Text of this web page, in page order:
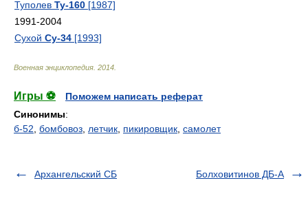
Туполев Ту-160 [1987]
1991-2004
Сухой Су-34 [1993]
Военная энциклопедия 2014
Игры ⚽
Поможем написать реферат
Синонимы:
б-52 бомбовоз летчик пикировщик самолет
Архангельский СБ Болховитинов ДБ-А